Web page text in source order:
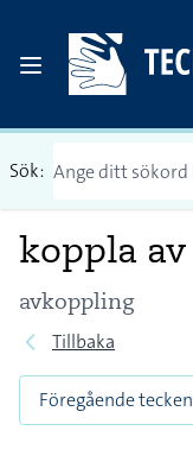
Sök:
koppla av
avkoppling
Tillbaka
Föregående tecken